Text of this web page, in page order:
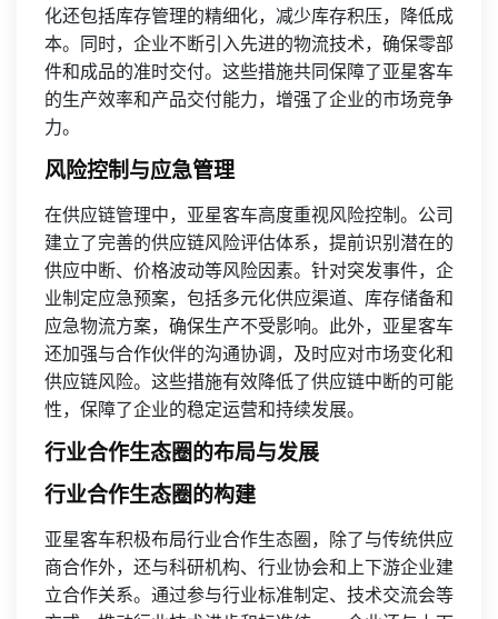
化还包括库存管理的精细化，减少库存积压，降低成
本。同时，企业不断引入先进的物流技术，确保零部
件和成品的准时交付。这些措施共同保障了亚星客车
的生产效率和产品交付能力，增强了企业的市场竞争
力。
风险控制与应急管理
在供应链管理中，亚星客车高度重视风险控制。公司
建立了完善的供应链风险评估体系，提前识别潜在的
供应中断、价格波动等风险因素。针对突发事件，企
业制定应急预案，包括多元化供应渠道、库存储备和
应急物流方案，确保生产不受影响。此外，亚星客车
还加强与合作伙伴的沟通协调，及时应对市场变化和
供应链风险。这些措施有效降低了供应链中断的可能
性，保障了企业的稳定运营和持续发展。
行业合作生态圈的布局与发展
行业合作生态圈的构建
亚星客车积极布局行业合作生态圈，除了与传统供应
商合作外，还与科研机构、行业协会和上下游企业建
立合作关系。通过参与行业标准制定、技术交流会等